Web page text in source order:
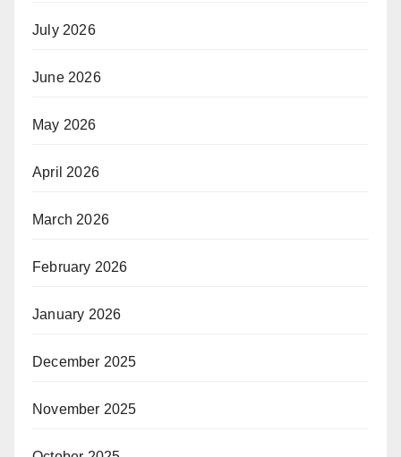
July 2026
June 2026
May 2026
April 2026
March 2026
February 2026
January 2026
December 2025
November 2025